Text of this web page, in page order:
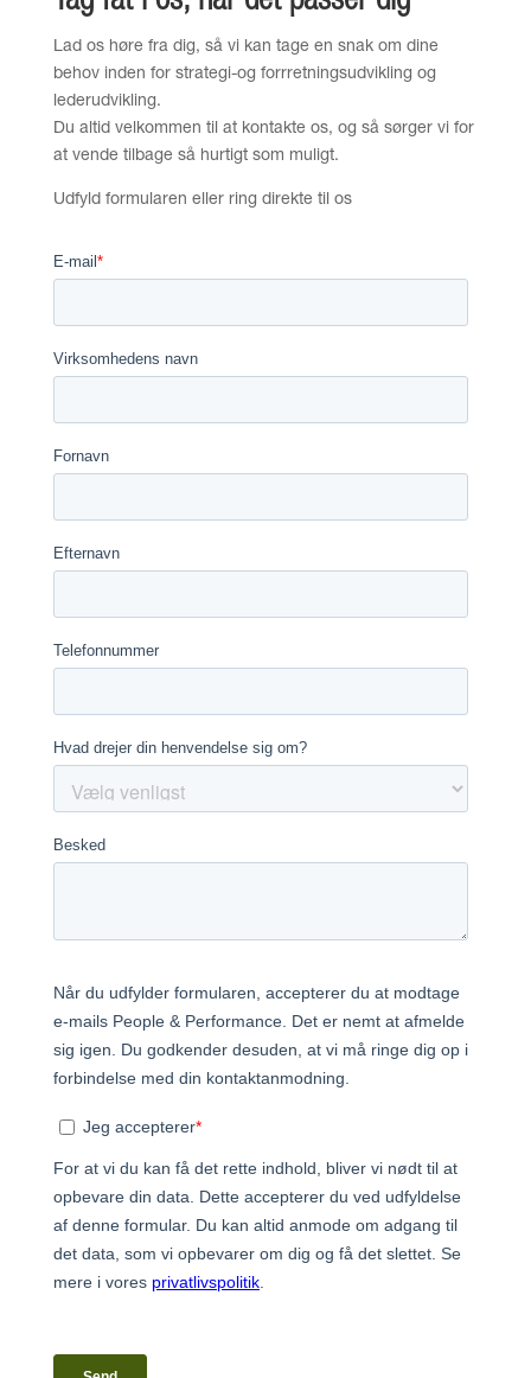
Lad os høre fra dig, så vi kan tage en snak om dine
behov inden for strategi-og forrretningsudvikling og
lederudvikling.
Du altid velkommen til at kontakte os, og så sørger vi for
at vende tilbage så hurtigt som muligt.
Udfyld formularen eller ring direkte til os